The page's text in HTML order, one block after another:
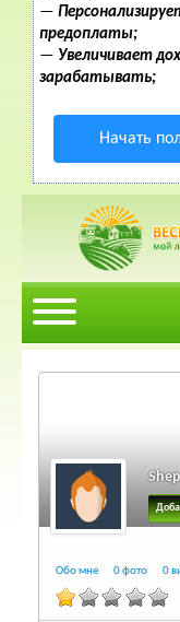
—
предоплаты;
— Увеличивает
зарабатывать;
Начать
Обо мне 0 фото 0